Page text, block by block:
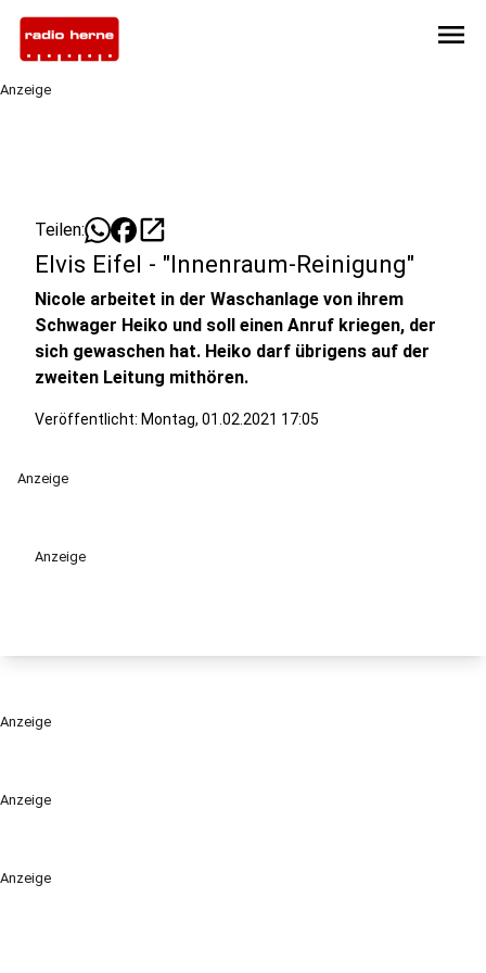
menu
Anzeige
Anzeige
Anzeige
Teilen: open_in_new
Elvis Eifel - "Innenraum-Reinigung"
Nicole arbeitet in der Waschanlage von ihrem
Schwager Heiko und soll einen Anruf kriegen, der
sich gewaschen hat. Heiko darf übrigens auf der
zweiten Leitung mithören.
Veröffentlicht: Montag, 01.02.2021 17:05
Anzeige
Anzeige
Anzeige